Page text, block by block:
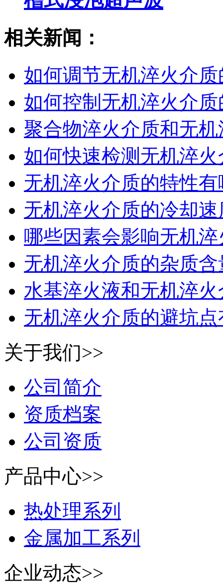
相关新闻：
如何调节无机淬火介
如何控制无机淬火介
聚合物淬火介质和无
如何快速检测无机淬
无机淬火介质的特性
无机淬火介质的冷却
哪些因素会影响无机
无机淬火介质的杂质
水基淬火液和无机淬
无机淬火介质的避坑
关于我们>>
公司简介
资质档案
公司资质
产品中心>>
热处理系列
金属加工系列
企业动态>>